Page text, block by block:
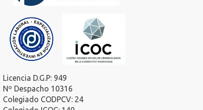
Licencia D.G.P: 949
Nº Despacho 10316
Colegiado CODPCV: 24